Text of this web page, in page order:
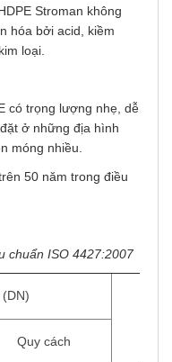
Stroman không
hóa bởi acid, kiềm
loại.
có trọng lượng nhẹ, dễ
ở những địa hình
móng nhiều.
50 năm trong điều
chuẩn ISO 4427:2007
Quy cách